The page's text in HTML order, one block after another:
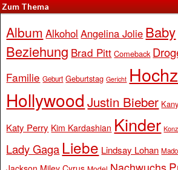
Zum Thema
Album Alkohol Angelina Jolie Baby
Beziehung Brad Pitt Comeback
Familie Geburt Geburtstag Gericht
Hollywood Justin Bieber
Katy Perry Kim Kardashian Kinder
Lady Gaga Liebe Lindsay Lohan